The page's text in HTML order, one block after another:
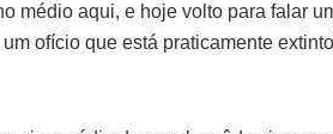
médio aqui, e hoje volto para falar
ofício que está praticamente